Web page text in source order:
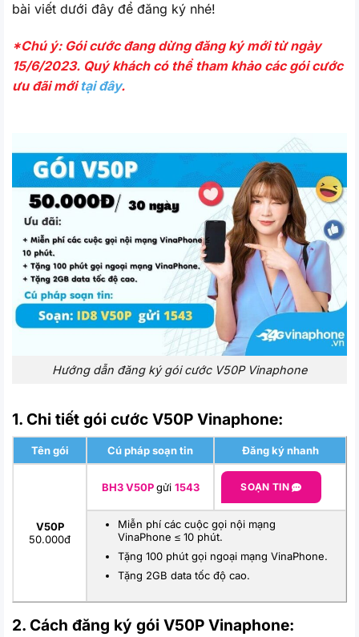
bài viết dưới đây để đăng ký nhé!
*Chú ý: Gói cước đang dừng đăng ký mới từ ngày
15/6/2023. Quý khách có thể tham khảo các gói cước
ưu đãi mớitại đây.
Hướng dẫn đăng ký gói cước V50P Vinaphone
1. Chi tiết gói cước V50P Vinaphone:
Tên gói Cú pháp soạn tin Đăng ký nhanh
V50P
50.000đ
BH3 V50Pgửi 1543 SOẠN TIN
Miễn phí các cuộc gọi nội mạng
VinaPhone ≤ 10 phút.
Tặng 100 phút gọi ngoại mạng VinaPhone.
Tặng 2GB data tốc độ cao.
2. Cách đăng ký gói V50P Vinaphone: